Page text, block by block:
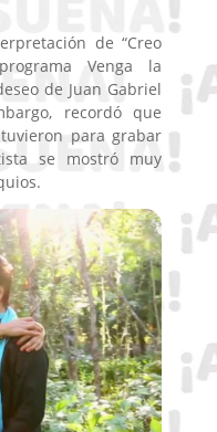
de “Creo
Venga la
de Juan Gabriel
recordó que
para grabar
se mostró muy